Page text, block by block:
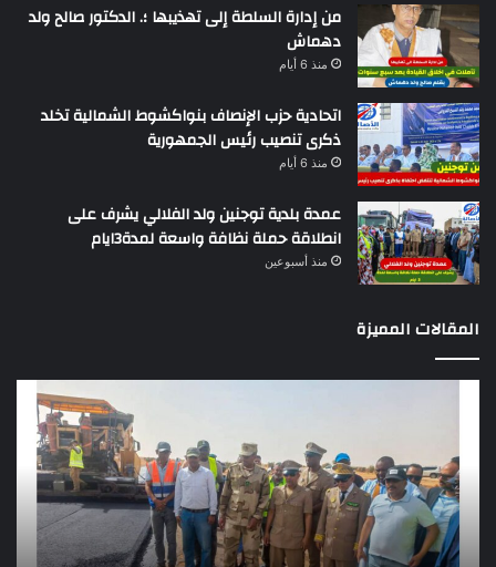
من إدارة السلطة إلى تهذيبها ؛. الدكتور صالح ولد
دهماش
منذ 6 أيام
اتحادية حزب الإنصاف بنواكشوط الشمالية تخلد
ذكرى تنصيب رئيس الجمهورية
منذ 6 أيام
عمدة بلدية توجنين ولد الفلالي يشرف على
انطلاقة حملة نظافة واسعة لمدة3ايام
منذ أسبوعين
المقالات المميزة
اشغال
بناء
طريق
باركيول-
الصواطه